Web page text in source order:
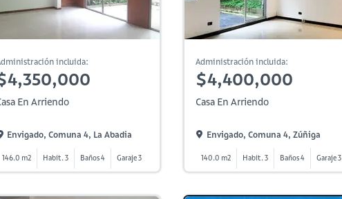
incluida:
En Arriendo
Envigado, Comuna 4, La Abadia
146.0 m2 Habit. 3 Baños 4 Garaje 3
Administración incluida:
$4,400,000
Casa En Arriendo
Envigado, Comuna 4, Zúñiga
140.0 m2 Habit. 3 Baños 4 Garaje 3